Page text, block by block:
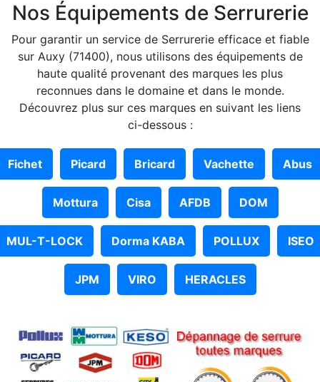
Nos Équipements de Serrurerie
Pour garantir un service de Serrurerie efficace et fiable
sur Auxy (71400), nous utilisons des équipements de
haute qualité provenant des marques les plus
reconnues dans le domaine et dans le monde.
Découvrez plus sur ces marques en suivant les liens
ci-dessous :
Fichet Picard Bricard Vachette Abus
Mottura Cisa AFDB DOM
MUL-T-LOCK Dorma KABA POLLUX ISEO
JPM VIRO HERACLES